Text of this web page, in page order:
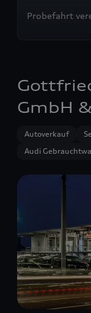
Probefahrt
GmbH
Autoverkauf
Audi